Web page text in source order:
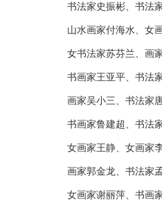
书法家史振彬、书法
山水画家付海水、女
女书法家苏芬兰、画
书画家王亚平、书法
画家吴小三、书法家
书画家鲁建超、书法
女画家王静、女画家
画家郭金龙、书法家
女画家谢丽萍、书画